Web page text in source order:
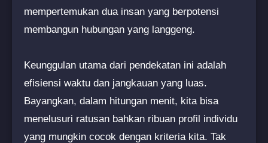
mempertemukan dua insan yang berpotensi
membangun hubungan yang langgeng.
Keunggulan utama dari pendekatan ini adalah
efisiensi waktu dan jangkauan yang luas.
Bayangkan, dalam hitungan menit, kita bisa
menelusuri ratusan bahkan ribuan profil individu
yang mungkin cocok dengan kriteria kita. Tak